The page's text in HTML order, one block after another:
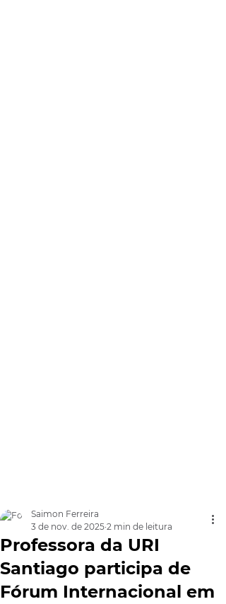
Professora da URI
Santiago participa de
Fórum Internacional em
Saimon Ferreira
3 de nov. de 2025 2 min de leitura